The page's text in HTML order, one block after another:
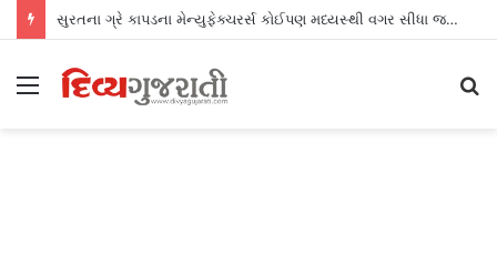
સુરતના ગ્રે કાપડના મેન્યુફેક્ચરર્સ કોઈપણ મધ્યસ્થી વગર સીધા જ શ્રીલંકાના આધુનિક ગારમેન્ટ યુનિટ્સને ફેબ્રિક એક્સપોર્ટ કરી શકશે
Menu